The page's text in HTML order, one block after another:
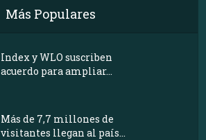
Más Populares
Index y WLO suscriben
acuerdo para ampliar...
Más de 7,7 millones de
visitantes llegan al país...